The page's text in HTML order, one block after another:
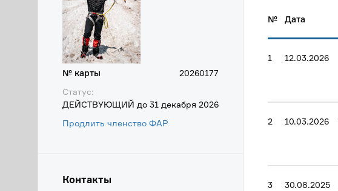
№ карты
20260177
Статус:
ДЕЙСТВУЮЩИЙ до 31 декабря 2026
Продлить членство ФАР
Контакты
№ Дата
1 12.03.2026
2 10.03.2026
3 30.08.2025